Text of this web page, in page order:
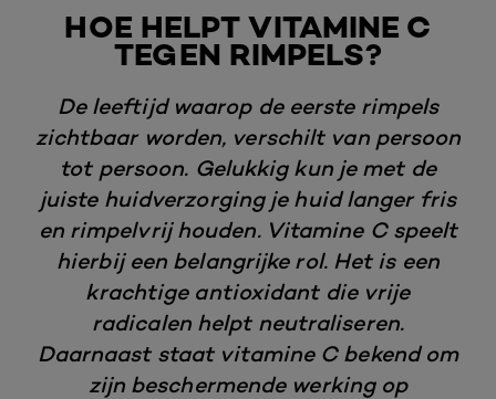
HOE HELPT VITAMINE C
TEGEN RIMPELS?
De leeftijd waarop de eerste rimpels
zichtbaar worden, verschilt van persoon
tot persoon. Gelukkig kun je met de
juiste huidverzorging je huid langer fris
en rimpelvrij houden. Vitamine C speelt
hierbij een belangrijke rol. Het is een
krachtige antioxidant die vrije
radicalen helpt neutraliseren.
Daarnaast staat vitamine C bekend om
zijn beschermende werking op